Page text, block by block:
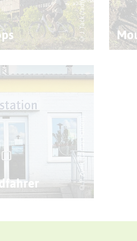
© P. Zunft (Caritas Haltern)